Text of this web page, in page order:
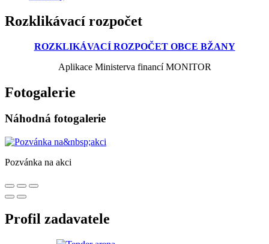
Rozklikávací rozpočet
ROZKLIKÁVACÍ ROZPOČET OBCE BŽANY
Aplikace Ministerva financí MONITOR
Fotogalerie
Náhodná fotogalerie
Pozvánka na akci
Profil zadavatele